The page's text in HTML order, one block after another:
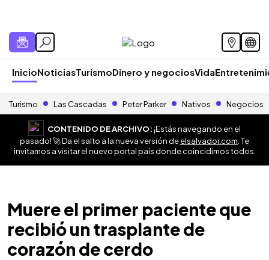
InicioNoticiasTurismoDinero y negociosVida
Turismo Las Cascadas Peter Parker Nativos Negocios
CONTENIDO DE ARCHIVO:¡Estás navegando en el
pasado! 🚀 Da el salto a la nueva versión deelsalvador.com . Te
invitamos a visitar el nuevo portal país donde coincidimos todos.
Muere el primer paciente que
recibió un trasplante de
corazón de cerdo